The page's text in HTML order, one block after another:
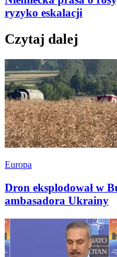
ryzyko eskalacji
Czytaj dalej
Europa
Dron eksplodował w
ambasadora Ukrainy